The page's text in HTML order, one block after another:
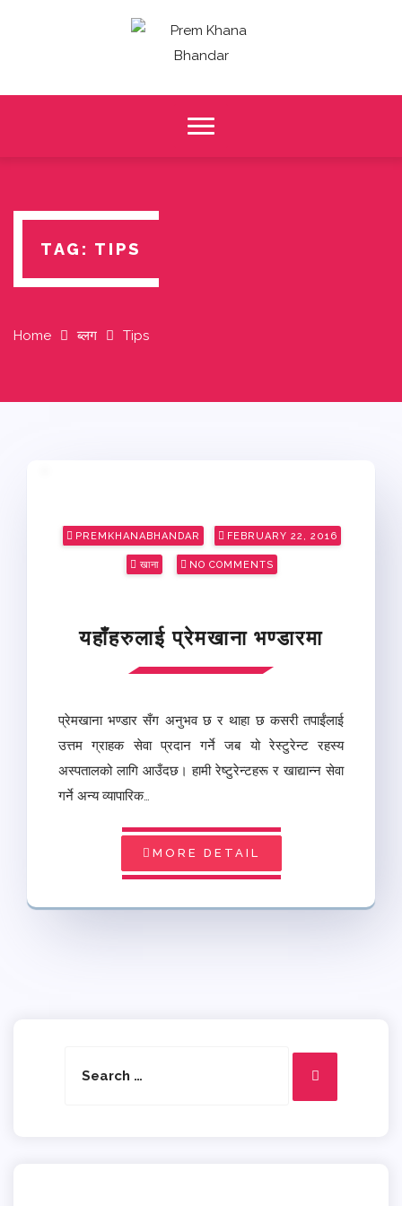
TAG: TIPS
Home ब्लग Tips
PREMKHANABHANDAR
Posted
on
FEBRUARY 22, 2016
खाना NO COMMENTS
यहाँहरुलाई प्रेमखाना भण्डारमा
प्रेमखाना भण्डार सँग अनुभव छ र थाहा छ कसरी तपाईंलाई
उत्तम ग्राहक सेवा प्रदान गर्ने जब यो रेस्टुरेन्ट रहस्य
अस्पतालको लागि आउँदछ। हामी रेष्टुरेन्टहरू र खाद्यान्न सेवा
गर्ने अन्य व्यापारिक…
MORE DETAIL
Search